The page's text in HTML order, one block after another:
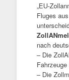
„EU-
Fluges
nach
– Die
– Die